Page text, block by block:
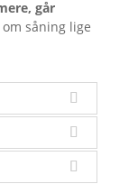
går
såning lige